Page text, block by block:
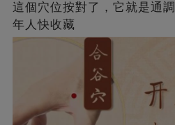
這個穴位按對了，它就是通
年人快收藏